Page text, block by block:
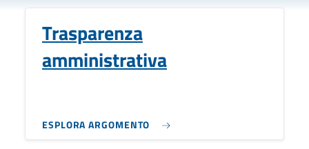
Trasparenza
amministrativa
ESPLORA ARGOMENTO